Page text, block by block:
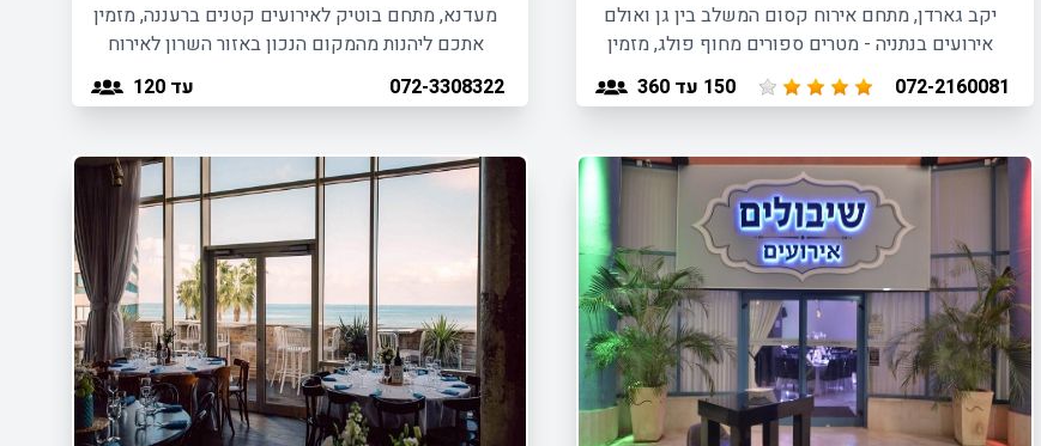
יקב גארדן, מתחם אירוח קסום המשלב בין גן ואולם
אירועים בנתניה - מטרים ספורים מחוף פולג, מזמין
גם אתכם ליהנות מפתרונות אירוח מלאים לכל סוגי
האירועים.
072-2160081
150 עד 360
מעדנא, מתחם בוטיק לאירועים קטנים ברעננה, מזמין
אתכם ליהנות מהמקום הנכון באזור השרון לאירוח
אירועים עד 120 משתתפים.072-3308322 עד 120